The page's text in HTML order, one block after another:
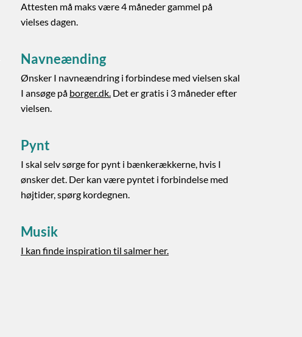
Attesten må maks være 4 måneder gammel på
vielses dagen.
Navneænding
Ønsker I navneændring i forbindese med vielsen skal
I ansøge på borger.dk. Det er gratis i 3 måneder efter
vielsen.
Pynt
I skal selv sørge for pynt i bænkerækkerne, hvis I
ønsker det. Der kan være pyntet i forbindelse med
højtider, spørg kordegnen.
Musik
I kan finde inspiration til salmer her.